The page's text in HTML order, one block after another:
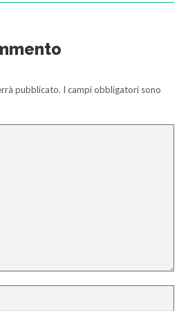
pubblicato. I campi obbligatori sono